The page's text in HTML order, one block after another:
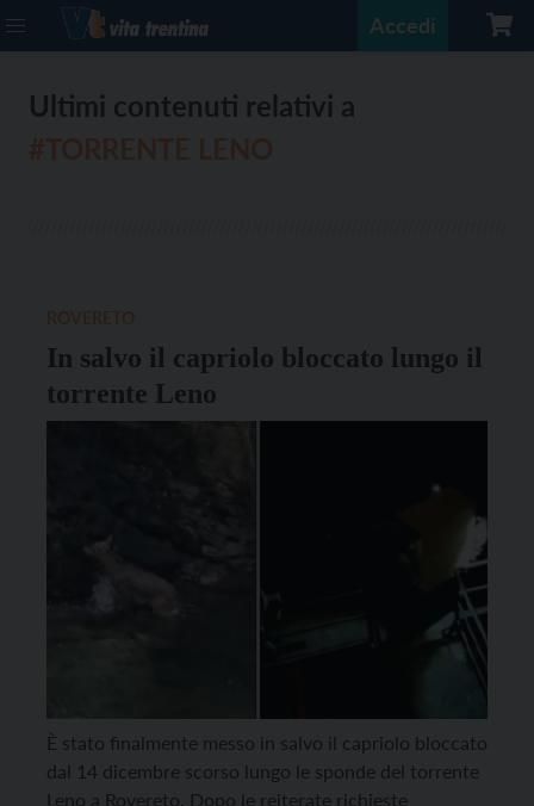
Accedi
Ultimi contenuti relativi a
In salvo il capriolo bloccato lungo il
torrente Leno
È stato finalmente messo in salvo il capriolo bloccato
dal 14 dicembre scorso lungo le sponde del torrente
Leno a Rovereto. Dopo le reiterate richieste